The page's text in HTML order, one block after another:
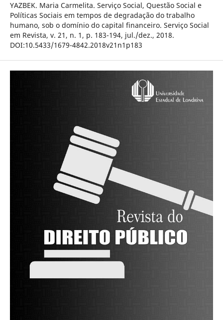
YAZBEK. Maria Carmelita. Serviço Social, Questão Social e
Políticas Sociais em tempos de degradação do trabalho
humano, sob o domínio do capital financeiro. Serviço Social
em Revista, v. 21, n. 1, p. 183-194, jul./dez., 2018.
DOI:10.5433/1679-4842.2018v21n1p183